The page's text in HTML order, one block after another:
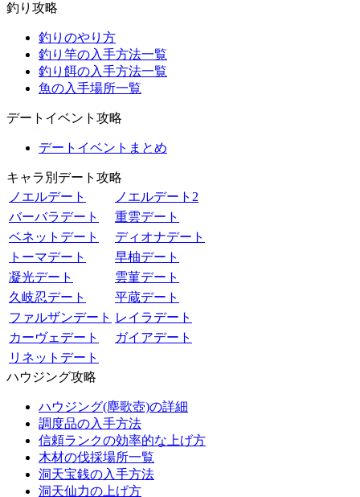
釣り攻略
釣りのやり方
釣り竿の入手方法一覧
釣り餌の入手方法一覧
魚の入手場所一覧
デートイベント攻略
デートイベントまとめ
キャラ別デート攻略
ノエルデート
ノエルデート2
バーバラデート
重雲デート
ベネットデート
ディオナデート
トーマデート
早柚デート
凝光デート
雲菫デート
久岐忍デート
平蔵デート
ファルザンデート レイラデート
カーヴェデート
ガイアデート
リネットデート
ハウジング攻略
ハウジング(塵歌壺)の詳細
調度品の入手方法
信頼ランクの効率的な上げ方
木材の伐採場所一覧
洞天宝銭の入手方法
洞天仙力の上げ方